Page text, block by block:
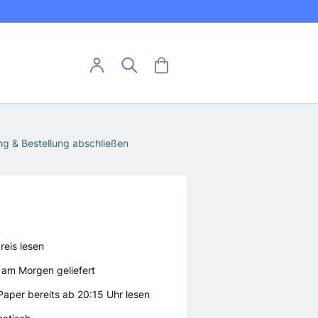
zum
User-Menü
Abo hier kündigen
& Bestellung abschließen
lesen
Morgen geliefert
bereits ab 20:15 Uhr lesen